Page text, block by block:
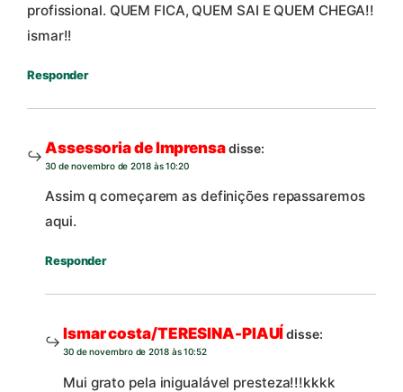
profissional. QUEM FICA, QUEM SAI E QUEM CHEGA!!
ismar!!
Responder
Assessoria de Imprensadisse:
30 de novembro de 2018 às 10:20
Assim q começarem as definições repassaremos
aqui.
Responder
Ismar costa/TERESINA-PIAUÍdisse:
30 de novembro de 2018 às 10:52
Mui grato pela inigualável presteza!!!kkkk